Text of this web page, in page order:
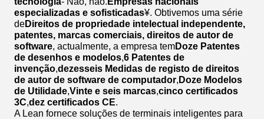
especializadas e sofisticadas¥. Obtivemos uma série
deDireitos de propriedade intelectual independente,
patentes, marcas comerciais, direitos de autor de
software, actualmente, a empresa temDoze Patentes
de desenhos e modelos,6 Patentes de
invenção,dezesseis Medidas de registo de direitos
de autor de software de computador, Doze Modelos
de Utilidade,Vinte e seis marcas,cinco certificados
3C,dez certificados CE.
A Lean fornece soluções de terminais inteligentes para